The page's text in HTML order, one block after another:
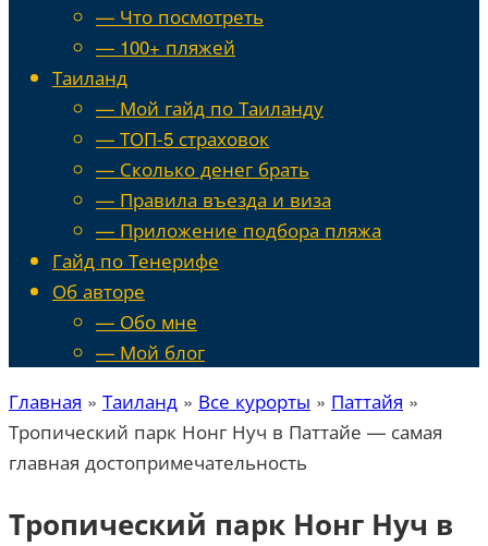
— Что посмотреть
— 100+ пляжей
Таиланд
— Мой гайд по Таиланду
— ТОП-5 страховок
— Сколько денег брать
— Правила въезда и виза
— Приложение подбора пляжа
Гайд по Тенерифе
Об авторе
— Обо мне
— Мой блог
Главная » Таиланд » Все курорты » Паттайя »
Тропический парк Нонг Нуч в Паттайе — самая
главная достопримечательность
Тропический парк Нонг Нуч в